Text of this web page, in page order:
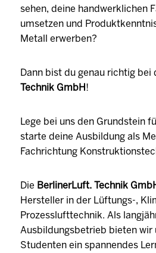
sehen, deine handwerklichen
umsetzen und
Metall erwerben?
Dann bist du genau richtig bei
Technik GmbH!
Lege bei uns den Grundstein
starte deine Ausbildung als
Fachrichtung
Die BerlinerLuft. Technik
Hersteller in der Lüftungs-,
Prozesslufttechnik. Als
Ausbildungsbetrieb bieten wir
Studenten ein spannendes